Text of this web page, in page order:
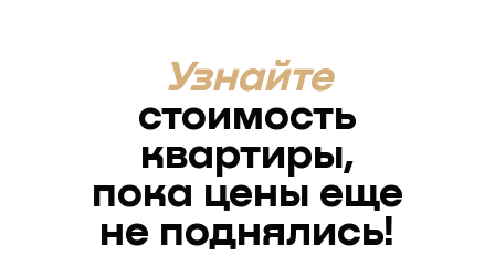
Узнайте
стоимость
квартиры,
пока цены еще
не поднялись!